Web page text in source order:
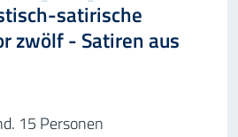
satirische
zwölf - Satiren aus
15 Personen